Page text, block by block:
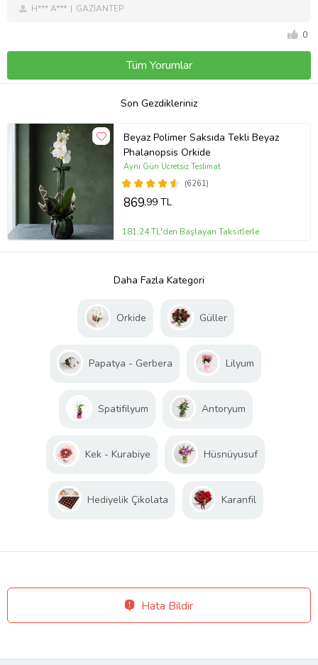
H*** A*** GAZİANTEP
0
Tüm Yorumlar
Son Gezdikleriniz
Beyaz Polimer Saksıda Tekli Beyaz
Phalanopsis Orkide
(6261)
Aynı Gün Ücretsiz Teslimat
869,99 TL
181,24 TL'den Başlayan Taksitlerle
Daha Fazla Kategori
Orkide Güller
Papatya - Gerbera Lilyum
Spatifilyum Antoryum
Kek - Kurabiye Hüsnüyusuf
Hediyelik Çikolata Karanfil
Hata Bildir